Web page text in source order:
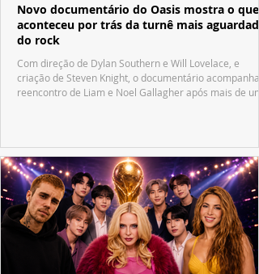
Novo documentário do Oasis mostra o que
aconteceu por trás da turnê mais aguardada
do rock
Com direção de Dylan Southern e Will Lovelace, e
criação de Steven Knight, o documentário acompanha
reencontro de Liam e Noel Gallagher após mais de